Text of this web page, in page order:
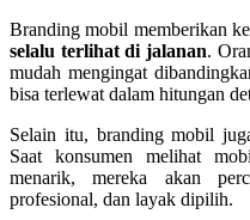
Branding mobil memberikan
selalu terlihat di jalanan.
mudah mengingat
bisa terlewat dalam hitungan
Selain itu, branding mobil
Saat konsumen melihat
menarik, mereka akan
profesional, dan layak dipilih.